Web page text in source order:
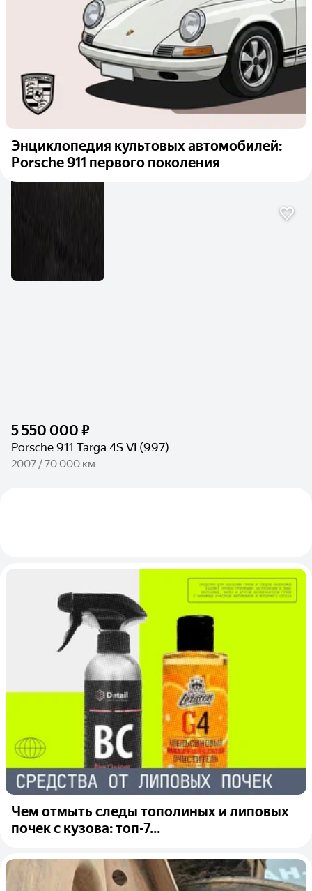
Энциклопедия культовых автомобилей:
Porsche 911 первого поколения
5 550 000 ₽
Porsche 911 Targa 4S VI (997)
2007 / 70 000 км
Чем отмыть следы тополиных и липовых
почек с кузова: топ-7...